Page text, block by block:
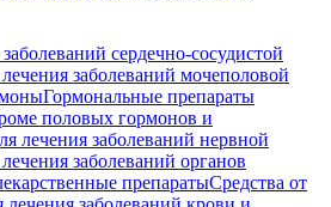
сердечно-сосудистой
заболеваний мочеполовой
Гормональные препараты
половых гормонов и
лечения заболеваний нервной
заболеваний органов
препаратыСредства от